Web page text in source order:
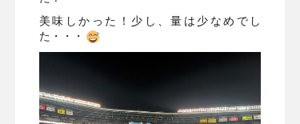
美味しかった！少し、量は少なめでし
た・・・